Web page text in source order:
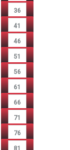
36
41
46
51
56
61
66
71
76